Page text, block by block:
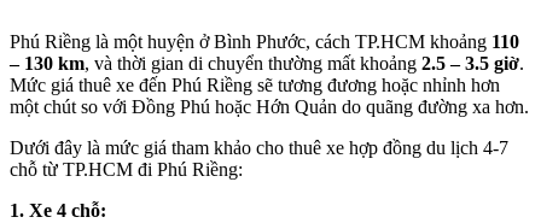
Phú Riềng là một huyện ở Bình Phước, cách TP.HCM khoảng 110
– 130 km, và thời gian di chuyển thường mất khoảng 2.5 – 3.5 giờ.
Mức giá thuê xe đến Phú Riềng sẽ tương đương hoặc nhỉnh hơn
một chút so với Đồng Phú hoặc Hớn Quản do quãng đường xa hơn.
Dưới đây là mức giá tham khảo cho thuê xe hợp đồng du lịch 4-7
chỗ từ TP.HCM đi Phú Riềng:
1. Xe 4 chỗ: